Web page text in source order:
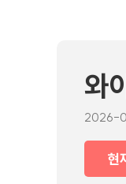
와
2026-
현